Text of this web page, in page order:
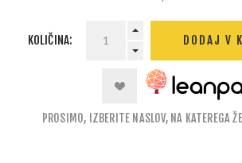
KOLIČINA: DODAJ V
PROSIMO, IZBERITE NASLOV, NA KATEREGA